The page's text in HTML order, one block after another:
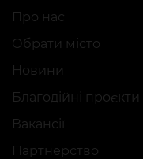
Про нас
Обрати місто
Новини
Благодійні проєкти
Вакансії
Партнерство